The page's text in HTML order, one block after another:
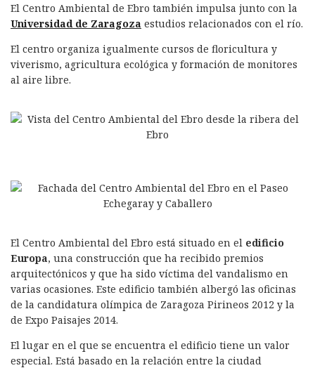
El Centro Ambiental de Ebro también impulsa junto con la
Universidad de Zaragoza estudios relacionados con el río.
El centro organiza igualmente cursos de floricultura y
viverismo, agricultura ecológica y formación de monitores
al aire libre.
El Centro Ambiental del Ebro está situado en el edificio
Europa, una construcción que ha recibido premios
arquitectónicos y que ha sido víctima del vandalismo en
varias ocasiones. Este edificio también albergó las oficinas
de la candidatura olímpica de Zaragoza Pirineos 2012 y la
de Expo Paisajes 2014.
El lugar en el que se encuentra el edificio tiene un valor
especial. Está basado en la relación entre la ciudad